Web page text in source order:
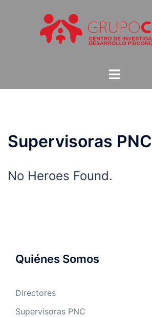
Alternar
Supervisoras PNC
No Heroes Found.
Quiénes Somos
Directores
Supervisoras PNC